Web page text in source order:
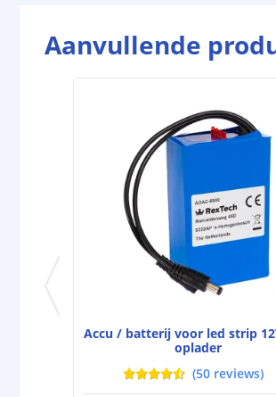
Aanvullende
Accu / batterij voor led strip
oplader
(50 reviews)